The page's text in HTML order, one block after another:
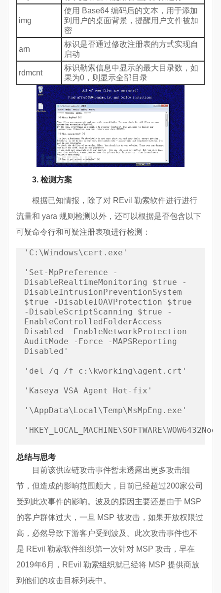
img
使用 Base64 编码后的文本，用于添加
到用户的桌面背景，提醒用户文件被加
密
arn
标识是否通过修改注册表的方式实现自
启动
rdmcnt
标识勒索信息中显示的最大目录数，如
果为0，则显示全部目录
3. 检测方案
根据已知情报，除了对 REvil 勒索软件进行进行
流量和 yara 规则检测以外，还可以根据是否包含以下
可疑命令行和可疑注册表项进行检测：
'C:\Windows\cert.exe'
'Set-MpPreference -
DisableRealtimeMonitoring $true -
DisableIntrusionPreventionSystem
$true -DisableIOAVProtection $true
-DisableScriptScanning $true -
EnableControlledFolderAccess
Disabled -EnableNetworkProtection
AuditMode -Force -MAPSReporting
Disabled'
'del /q /f c:\kworking\agent.crt'
'Kaseya VSA Agent Hot-fix'
'\AppData\Local\Temp\MsMpEng.exe'
总结与思考
目前该供应链攻击事件暂未透露出更多攻击细
节，但造成的影响范围颇大，目前已经超过200家公司
受到此次事件的影响。波及的原因主要还是由于 MSP
的客户群体过大，一旦 MSP 被攻击，如果开放权限过
高，必然导致下游客户受到波及。此次攻击事件也不
是 REvil 勒索软件组织第一次针对 MSP 攻击，早在
2019年6月，REvil 勒索组织就已经将 MSP 提供商放
到他们的攻击目标列表中。